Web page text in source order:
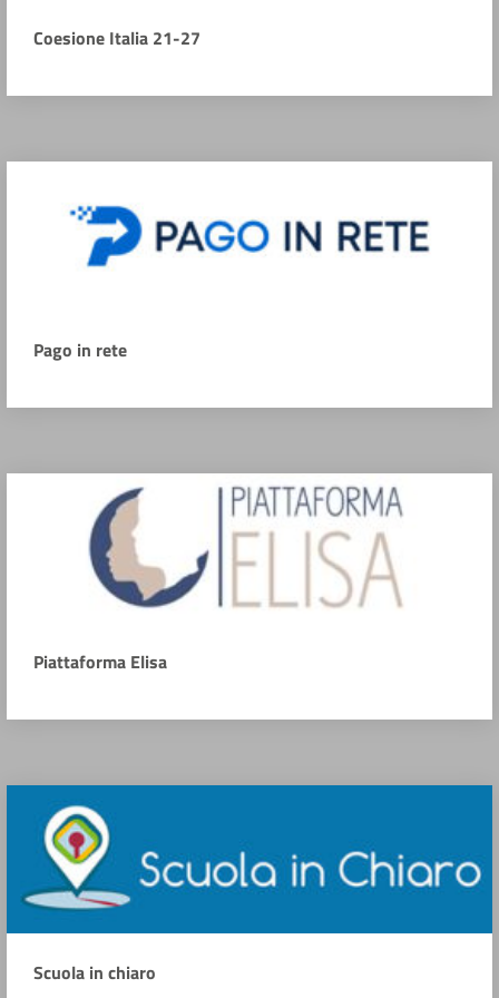
Coesione Italia 21-27
Pago in rete
Piattaforma Elisa
Scuola in chiaro